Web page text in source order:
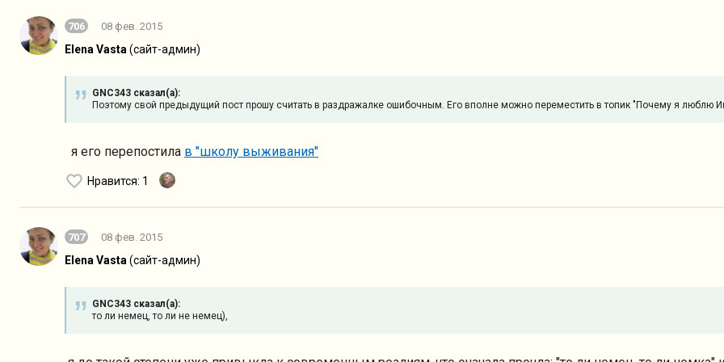
706 08 фев. 2015
Elena Vasta (сайт-админ)
GNC343 сказал(а):
Поэтому свой предыдущий пост прошу считать в раздражалке ошибочным. Его вполне можно переместить в топик "Почему я люблю
я его перепостила в "школу выживания"
Нравится: 1
707 08 фев. 2015
Elena Vasta (сайт-админ)
GNC343 сказал(а):
то ли немец, то ли не немец),